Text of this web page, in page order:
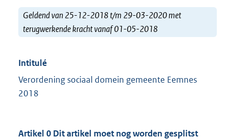
Geldend van 25-12-2018 t/m 29-03-2020 met
terugwerkende kracht vanaf 01-05-2018
Intitulé
Verordening sociaal domein gemeente Eemnes
2018
Artikel 0 Dit artikel moet nog worden gesplitst